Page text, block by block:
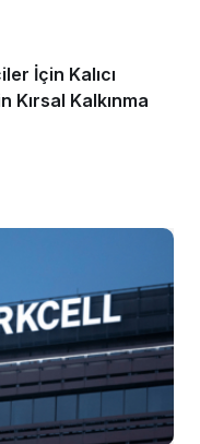
İçin Kalıcı
Kırsal Kalkınma